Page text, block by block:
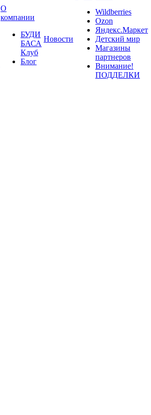
О
компании
БУДИ
БАСА
Клуб
Блог
Новости
Wildberries
Ozon
Яндекс.Маркет
Детский мир
Магазины
партнеров
Внимание!
ПОДДЕЛКИ